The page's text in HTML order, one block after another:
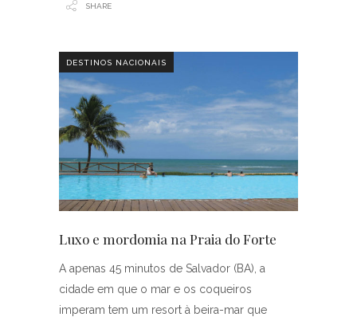
SHARE
DESTINOS NACIONAIS
Luxo e mordomia na Praia do Forte
A apenas 45 minutos de Salvador (BA), a
cidade em que o mar e os coqueiros
imperam tem um resort à beira-mar que